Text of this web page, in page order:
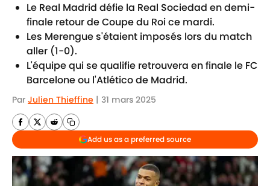
Le Real Madrid défie la Real Sociedad en demi-
finale retour de Coupe du Roi ce mardi.
Les Merengue s'étaient imposés lors du match
aller (1-0).
L'équipe qui se qualifie retrouvera en finale le FC
Barcelone ou l'Atlético de Madrid.
Par Julien Thieffine | 31 mars 2025
Add us as a preferred source